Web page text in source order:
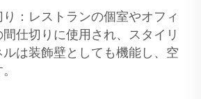
：レストランの個室やオフィ
仕切りに使用され、スタイリ
は装飾壁としても機能し、空